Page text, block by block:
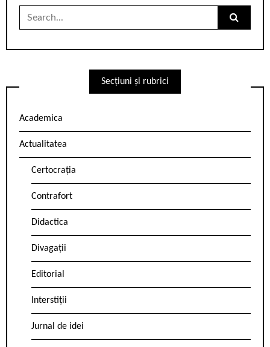
Search
Secțiuni și rubrici
Academica
Actualitatea
Certocrația
Contrafort
Didactica
Divagații
Editorial
Interstiții
Jurnal de idei